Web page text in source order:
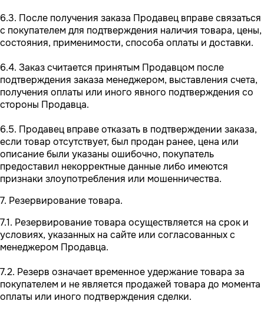
6.3. После получения заказа Продавец вправе связаться
с покупателем для подтверждения наличия товара, цены,
состояния, применимости, способа оплаты и доставки.
6.4. Заказ считается принятым Продавцом после
подтверждения заказа менеджером, выставления счета,
получения оплаты или иного явного подтверждения со
стороны Продавца.
6.5. Продавец вправе отказать в подтверждении заказа,
если товар отсутствует, был продан ранее, цена или
описание были указаны ошибочно, покупатель
предоставил некорректные данные либо имеются
признаки злоупотребления или мошенничества.
7. Резервирование товара.
7.1. Резервирование товара осуществляется на срок и
условиях, указанных на сайте или согласованных с
менеджером Продавца.
7.2. Резерв означает временное удержание товара за
покупателем и не является продажей товара до момента
оплаты или иного подтверждения сделки.